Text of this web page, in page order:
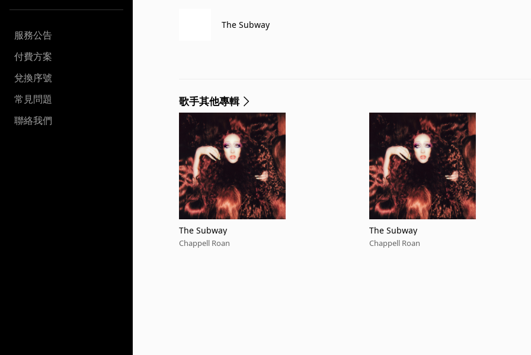
服務公告
付費方案
兌換序號
常見問題
聯絡我們
The Subway
歌手其他專輯
The Subway
Chappell Roan
The Subway
Chappell Roan